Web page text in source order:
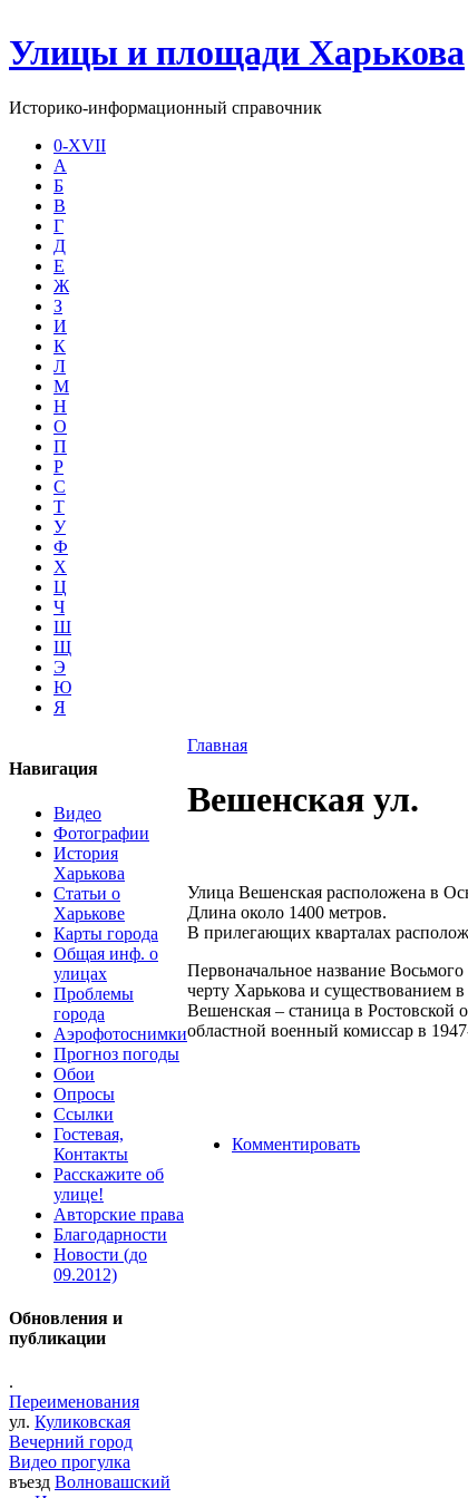
Улицы и площади Харькова
Историко-информационный справочник
0-XVII
А
Б
В
Г
Д
Е
Ж
З
И
К
Л
М
Н
О
П
Р
С
Т
У
Ф
Х
Ц
Ч
Ш
Щ
Э
Ю
Я
Навигация
Видео
Фотографии
История
Харькова
Статьи о
Харькове
Карты города
Общая инф. о
улицах
Проблемы
города
Аэрофотоснимки
Прогноз погоды
Обои
Опросы
Ссылки
Гостевая,
Контакты
Расскажите об
улице!
Авторские права
Благодарности
Новости (до
09.2012)
Обновления и
публикации
.
Переименования
ул. Куликовская
Вечерний город
Видео прогулка
въезд Волновашский
Главная
Вешенская ул.
Улица Вешенская расположена в
Длина около 1400 метров.
В прилегающих кварталах
Первоначальное название
черту Харькова и существованием
Вешенская – станица в Ростовской
областной военный комиссар в
Комментировать